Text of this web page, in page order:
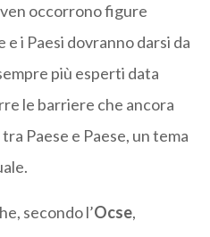
occorrono figure
i Paesi dovranno darsi da
più esperti data
le barriere che ancora
Paese e Paese, un tema
secondo l’Ocse,